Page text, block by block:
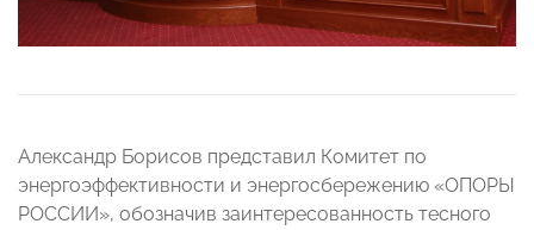
Александр Борисов представил Комитет по
энергоэффективности и энергосбережению «ОПОРЫ
РОССИИ», обозначив заинтересованность тесного